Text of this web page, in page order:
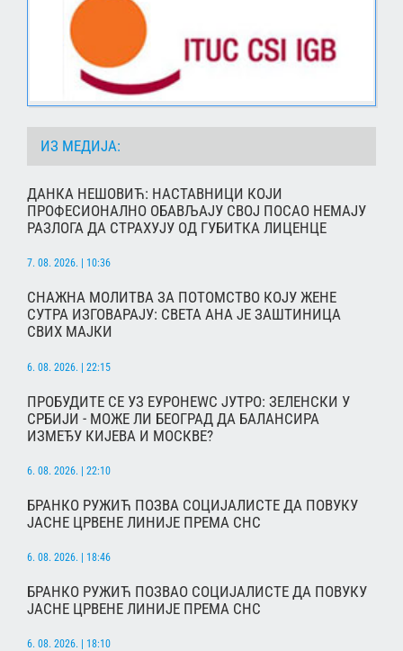
ИЗ МЕДИЈА:
ДАНКА НЕШОВИЋ: НАСТАВНИЦИ КОЈИ
ПРОФЕСИОНАЛНО ОБАВЉАЈУ СВОЈ ПОСАО НЕМАЈУ
РАЗЛОГА ДА СТРАХУЈУ ОД ГУБИТКА ЛИЦЕНЦЕ
7. 08. 2026. | 10:36
СНАЖНА МОЛИТВА ЗА ПОТОМСТВО КОЈУ ЖЕНЕ
СУТРА ИЗГОВАРАЈУ: СВЕТА АНА ЈЕ ЗАШТИНИЦА
СВИХ МАЈКИ
6. 08. 2026. | 22:15
ПРОБУДИТЕ СЕ УЗ ЕУРОНЕWС ЈУТРО: ЗЕЛЕНСКИ У
СРБИЈИ - МОЖЕ ЛИ БЕОГРАД ДА БАЛАНСИРА
ИЗМЕЂУ КИЈЕВА И МОСКВЕ?
6. 08. 2026. | 22:10
БРАНКО РУЖИЋ ПОЗВА СОЦИЈАЛИСТЕ ДА ПОВУКУ
ЈАСНЕ ЦРВЕНЕ ЛИНИЈЕ ПРЕМА СНС
6. 08. 2026. | 18:46
БРАНКО РУЖИЋ ПОЗВАО СОЦИЈАЛИСТЕ ДА ПОВУКУ
ЈАСНЕ ЦРВЕНЕ ЛИНИЈЕ ПРЕМА СНС
6. 08. 2026. | 18:10